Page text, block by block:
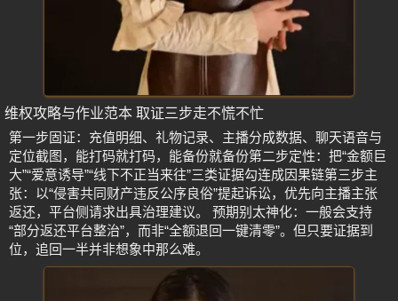
维权攻略与作业范本 取证三步走不慌不忙
第一步固证：充值明细、礼物记录、主播分成数据、聊天语音与
定位截图，能打码就打码，能备份就备份第二步定性：把“金额巨
大”“爱意诱导”“线下不正当来往”三类证据勾连成因果链第三步主
张：以“侵害共同财产违反公序良俗”提起诉讼，优先向主播主张
返还，平台侧请求出具治理建议。 预期别太神化：一般会支持
“部分返还平台整治”，而非“全额退回一键清零”。但只要证据到
位，追回一半并非想象中那么难。